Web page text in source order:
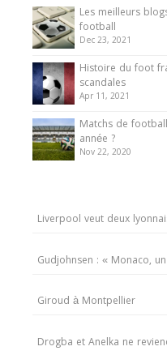
Les meilleurs
football
Dec 23, 2021
Histoire du foot
scandales
Apr 11, 2021
Matchs de
année ?
Nov 22, 2020
Liverpool veut deux
Gudjohnsen : « Monaco,
Giroud à Montpellier
Drogba et Anelka ne